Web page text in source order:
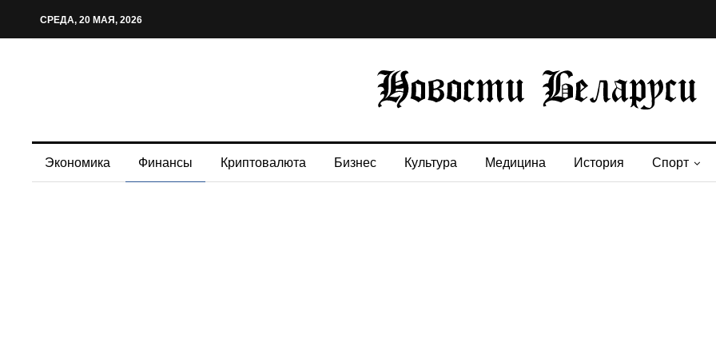
СРЕДА, 20 МАЯ, 2026
Экономика Финансы Криптовалюта Бизнес Культура Медицина История Спорт